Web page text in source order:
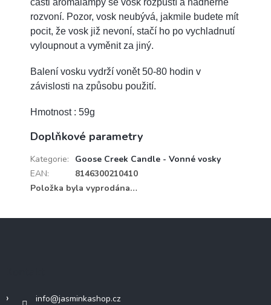
rozvoní. Pozor, vosk neubývá, jakmile budete mít
pocit, že vosk již nevoní, stačí ho po vychladnutí
vyloupnout a vyměnit za jiný.
Balení vosku vydrží vonět 50-80 hodin v
závislosti na způsobu použití.
Hmotnost : 59g
Doplňkové parametry
Kategorie:
Goose Creek Candle - Vonné vosky
EAN:
8146300210410
Položka byla vyprodána…
info@jasminkashop.cz